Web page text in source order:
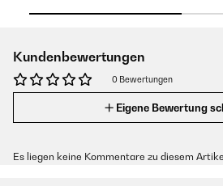
Kundenbewertungen
0 Bewertungen
Eigene Bewertung
Es liegen keine Kommentare zu diesem